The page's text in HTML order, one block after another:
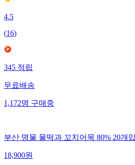
4.5
(16)
345 적립
무료배송
1,172명 구매중
부산 명물 물떡과 꼬치어묵 80% 20개
18,900원